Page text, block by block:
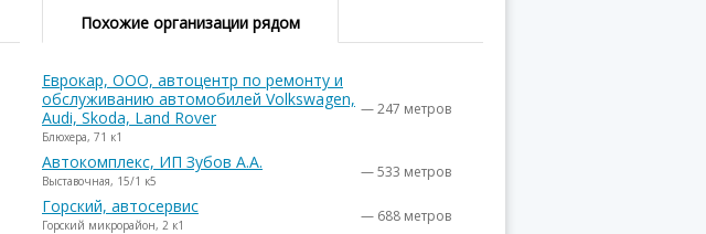
Похожие организации рядом
Еврокар, ООО, автоцентр по ремонту и
обслуживанию автомобилей Volkswagen,
Audi, Skoda, Land Rover
Блюхера, 71 к1
— 247 метров
Автокомплекс, ИП Зубов А.А.
Выставочная, 15/1 к5 — 533 метров
Горский, автосервис
Горский микрорайон, 2 к1 — 688 метров